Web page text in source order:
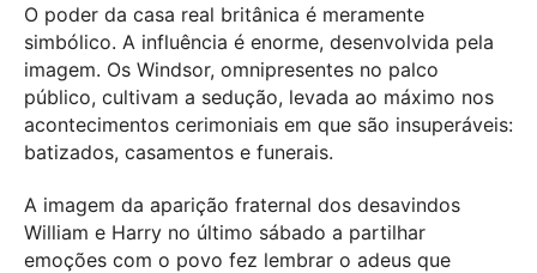
O poder da casa real britânica é meramente
simbólico. A influência é enorme, desenvolvida pela
imagem. Os Windsor, omnipresentes no palco
público, cultivam a sedução, levada ao máximo nos
acontecimentos cerimoniais em que são insuperáveis:
batizados, casamentos e funerais.
A imagem da aparição fraternal dos desavindos
William e Harry no último sábado a partilhar
emoções com o povo fez lembrar o adeus que